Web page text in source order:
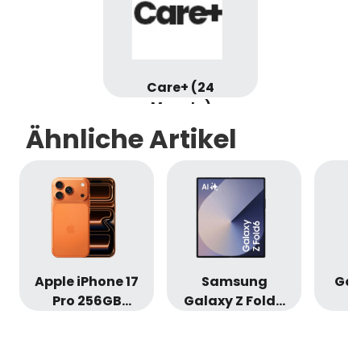
Care+ (24
Monate)
Ähnliche Artikel
Apple iPhone 17
Pro 256GB
Samsung
Galaxy Z Fold6